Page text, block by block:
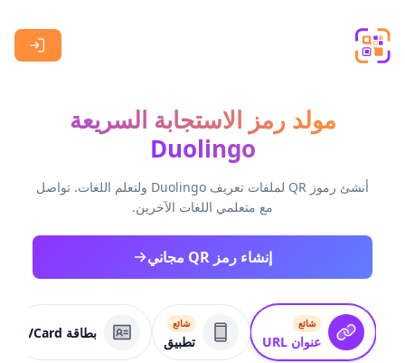
مولد رمز الاستجابة السريعة
Duolingo
أنشئ رموز QR لملفات تعريف Duolingo ولتعلم اللغات. تواصل
مع متعلمي اللغات الآخرين.
إنشاء رمز QR مجاني
شائع
عنوان URL
شائع
تطبيق
بطاقة VCard